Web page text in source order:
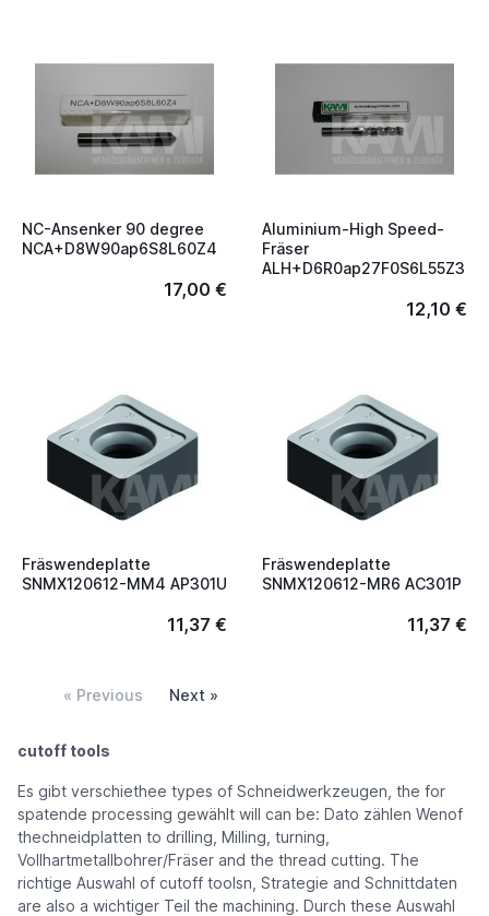
NC-Ansenker 90 degree
NCA+D8W90ap6S8L60Z4
17,00 €
Aluminium-High Speed-
Fräser
ALH+D6R0ap27F0S6L55Z3
12,10 €
Fräswendeplatte
SNMX120612-MM4 AP301U
11,37 €
Fräswendeplatte
SNMX120612-MR6 AC301P
11,37 €
« Previous Next »
cutoff tools
Es gibt verschiethee types of Schneidwerkzeugen, the for
spatende processing gewählt will can be: Dato zählen Wenof
thechneidplatten to drilling, Milling, turning,
Vollhartmetallbohrer/Fräser and the thread cutting. The
richtige Auswahl of cutoff toolsn, Strategie and Schnittdaten
are also a wichtiger Teil the machining. Durch these Auswahl